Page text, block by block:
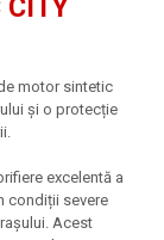
CITY
motor sintetic
și o protecție
excelentă a
condiții severe
Acest